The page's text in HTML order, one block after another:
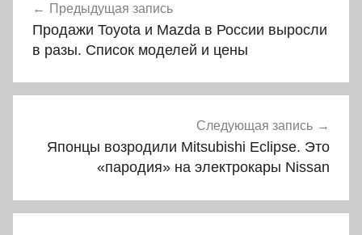
по
записям
Предыдущая запись
Продажи Toyota и Mazda в России выросли
в разы. Список моделей и цены
Следующая запись
Японцы возродили Mitsubishi Eclipse. Это
«пародия» на электрокары Nissan